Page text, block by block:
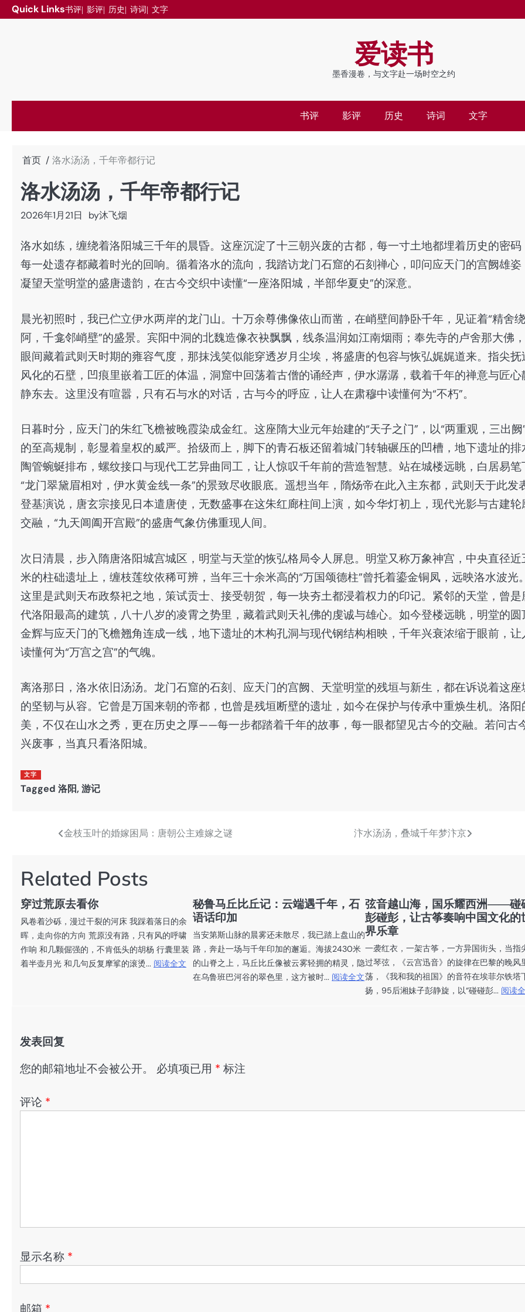
至
Quick Links书评 影评 历史 诗词 文字
爱读书
墨香漫卷，与文字赴一场时空之约
书评 影评 历史 诗词 文字
首页 洛水汤汤，千年帝都行记
洛水汤汤，千年帝都行记
2026年1月21日 by沐飞烟
洛水如练，缠绕着洛阳城三千年的晨昏。这座沉淀了十三朝兴废的古都，每一寸土地都埋着历史的密码
每一处遗存都藏着时光的回响。循着洛水的流向，我踏访龙门石窟的石刻禅心，叩问应天门的宫阙雄姿
凝望天堂明堂的盛唐遗韵，在古今交织中读懂“一座洛阳城，半部华夏史”的深意。
晨光初照时，我已伫立伊水两岸的龙门山。十万余尊佛像依山而凿，在峭壁间静卧千年，见证着“精舍
阿，千龛邻峭壁”的盛景。宾阳中洞的北魏造像衣袂飘飘，线条温润如江南烟雨；奉先寺的卢舍那大佛
眼间藏着武则天时期的雍容气度，那抹浅笑似能穿透岁月尘埃，将盛唐的包容与恢弘娓娓道来。指尖抚
风化的石壁，凹痕里嵌着工匠的体温，洞窟中回荡着古僧的诵经声，伊水潺潺，载着千年的禅意与匠心
静东去。这里没有喧嚣，只有石与水的对话，古与今的呼应，让人在肃穆中读懂何为“不朽”。
日暮时分，应天门的朱红飞檐被晚霞染成金红。这座隋大业元年始建的“天子之门”，以“两重观，三出阙
的至高规制，彰显着皇权的威严。拾级而上，脚下的青石板还留着城门转轴碾压的凹槽，地下遗址的排
陶管蜿蜒排布，螺纹接口与现代工艺异曲同工，让人惊叹千年前的营造智慧。站在城楼远眺，白居易笔
“龙门翠黛眉相对，伊水黄金线一条”的景致尽收眼底。遥想当年，隋炀帝在此入主东都，武则天于此发
登基演说，唐玄宗接见日本遣唐使，无数盛事在这朱红廊柱间上演，如今华灯初上，现代光影与古建轮
交融，“九天阊阖开宫殿”的盛唐气象仿佛重现人间。
次日清晨，步入隋唐洛阳城宫城区，明堂与天堂的恢弘格局令人屏息。明堂又称万象神宫，中央直径近
米的柱础遗址上，缠枝莲纹依稀可辨，当年三十余米高的“万国颂德柱”曾托着鎏金铜凤，远映洛水波光。
这里是武则天布政祭祀之地，策试贡士、接受朝贺，每一块夯土都浸着权力的印记。紧邻的天堂，曾是
代洛阳最高的建筑，八十八岁的凌霄之势里，藏着武则天礼佛的虔诚与雄心。如今登楼远眺，明堂的圆
金辉与应天门的飞檐翘角连成一线，地下遗址的木构孔洞与现代钢结构相映，千年兴衰浓缩于眼前，让
读懂何为“万宫之宫”的气魄。
离洛那日，洛水依旧汤汤。龙门石窟的石刻、应天门的宫阙、天堂明堂的残垣与新生，都在诉说着这座
的坚韧与从容。它曾是万国来朝的帝都，也曾是残垣断壁的遗址，如今在保护与传承中重焕生机。洛阳
美，不仅在山水之秀，更在历史之厚——每一步都踏着千年的故事，每一眼都望见古今的交融。若问古
兴废事，当真只看洛阳城。
文字
Tagged 洛阳,游记
导
航
金枝玉叶的婚嫁困局：唐朝公主难嫁之谜 汴水汤汤，叠城千年梦汴京
Related Posts
穿过荒原去看你
风卷着沙砾，漫过干裂的河床 我踩着落日的余
晖，走向你的方向 荒原没有路，只有风的呼啸
作响 和几颗倔强的，不肯低头的胡杨 行囊里装
着半壶月光 和几句反复摩挲的滚烫... 阅读全文
秘鲁马丘比丘记：云端遇千年，石
语话印加
当安第斯山脉的晨雾还未散尽，我已踏上盘山的
路，奔赴一场与千年印加的邂逅。海拔2430米
的山脊之上，马丘比丘像被云雾轻拥的精灵，隐
在乌鲁班巴河谷的翠色里，这方被时... 阅读全文
弦音越山海，国乐耀西洲——碰
彭碰彭，让古筝奏响中国文化的
界乐章
一袭红衣，一架古筝，一方异国街头，当指
过琴弦，《云宫迅音》的旋律在巴黎的晚风
荡，《我和我的祖国》的音符在埃菲尔铁塔
扬，95后湘妹子彭静旋，以“碰碰彭... 阅读
发表回复
您的邮箱地址不会被公开。 必填项已用 * 标注
评论 *
显示名称 *
邮箱 *